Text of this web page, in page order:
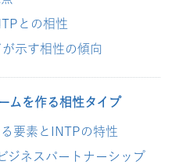
との相性
示す相性の傾向
ムを作る相性タイプ
要素とINTPの特性
ジネスパートナーシップ